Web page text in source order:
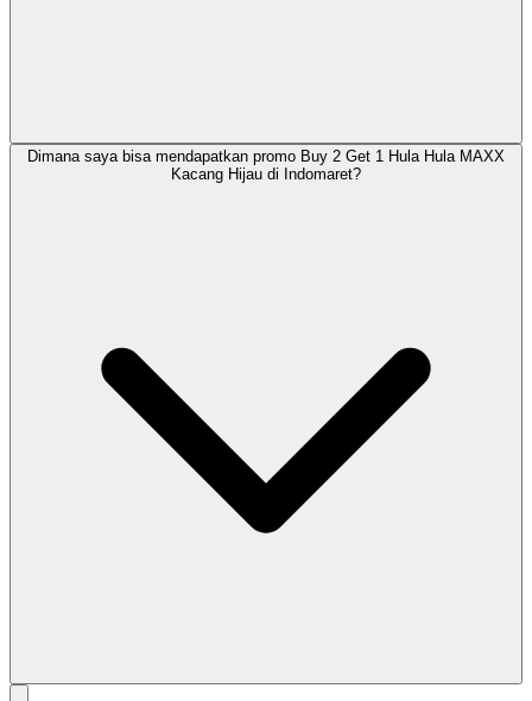
Dimana saya bisa mendapatkan promo Buy 2 Get 1 Hula Hula MAXX
Kacang Hijau di Indomaret?